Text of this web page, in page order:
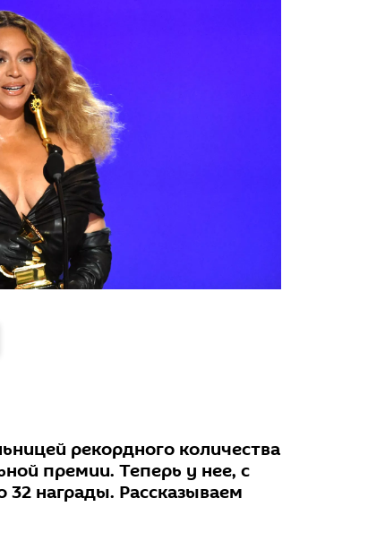
рекордного количества
премии. Теперь у нее, с
награды. Рассказываем